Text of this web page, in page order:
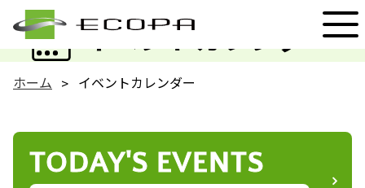
イベントカレンダー
EVENT
ホーム イベントカレンダー
TODAY'S EVENTS